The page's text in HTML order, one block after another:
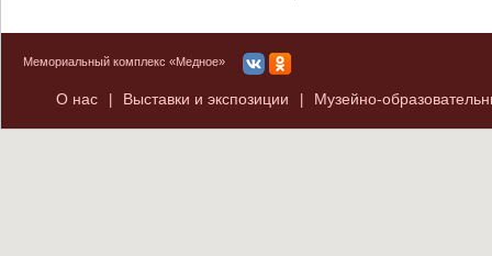
Мемориальный комплекс «Медное»
О нас Выставки и экспозиции Музейно-